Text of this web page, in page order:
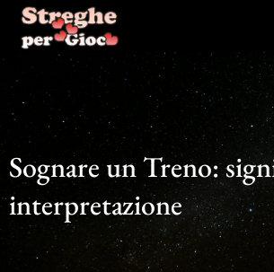
contenuto
Sognare un Treno:
interpretazione